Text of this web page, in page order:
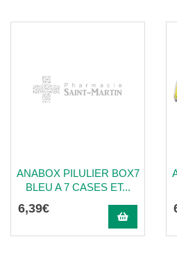
ANABOX PILULIER BOX7
BLEU A 7 CASES ET...
6,39€